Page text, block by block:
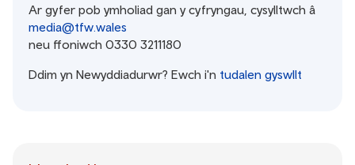
Ar gyfer pob ymholiad gan y cyfryngau, cysylltwch â
media@tfw.wales
neu ffoniwch 0330 3211180
Ddim yn Newyddiadurwr? Ewch i'n tudalen gyswllt